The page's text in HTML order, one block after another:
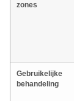
zones
Gebruikelijke
behandeling